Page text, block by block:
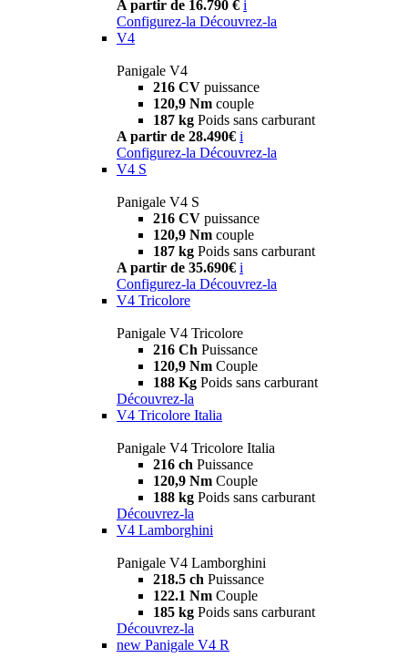
A partir de 16.790 € i
Configurez-la Découvrez-la
V4
Panigale V4
216 CV puissance
120,9 Nm couple
187 kg Poids sans carburant
A partir de 28.490€ i
Configurez-la Découvrez-la
V4 S
Panigale V4 S
216 CV puissance
120,9 Nm couple
187 kg Poids sans carburant
A partir de 35.690€ i
Configurez-la Découvrez-la
V4 Tricolore
Panigale V4 Tricolore
216 Ch Puissance
120,9 Nm Couple
188 Kg Poids sans carburant
Découvrez-la
V4 Tricolore Italia
Panigale V4 Tricolore Italia
216 ch Puissance
120,9 Nm Couple
188 kg Poids sans carburant
Découvrez-la
V4 Lamborghini
Panigale V4 Lamborghini
218.5 ch Puissance
122.1 Nm Couple
185 kg Poids sans carburant
Découvrez-la
new Panigale V4 R